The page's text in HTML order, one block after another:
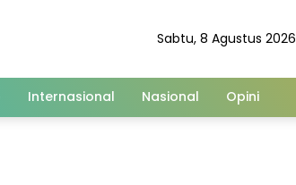
Sabtu, 8 Agustus 2026
Internasional Nasional Opini